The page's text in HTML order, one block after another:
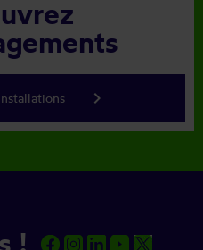
keyboard_arrow_right
!